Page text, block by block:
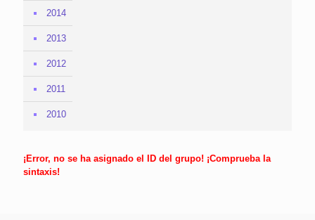
2014
2013
2012
2011
2010
¡Error, no se ha asignado el ID del grupo! ¡Comprueba la
sintaxis!